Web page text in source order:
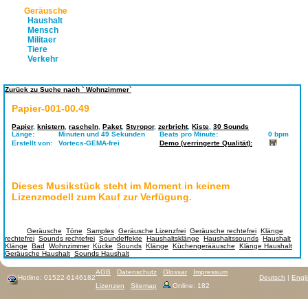
Geräusche
Haushalt
Mensch
Militaer
Tiere
Verkehr
Zurück zu Suche nach ` Wohnzimmer`
Papier-001-00.49
Papier, knistern rascheln Paket, Styropor, zerbricht, Kiste 30 Sounds
Länge:
Minuten und 49 Sekunden Beats pro Minute:
0 bpm
Erstellt von:
Vortecs-GEMA-frei Demo (verringerte Qualität):
Dieses Musikstück steht im Moment in keinem
Lizenzmodell zum Kauf zur Verfügung.
Geräusche Töne Samples Geräusche Lizenzfrei Geräusche rechtefrei Klänge
rechtefrei Sounds rechtefrei Soundeffekte Haushaltsklänge Haushaltssounds Haushalt
Klänge
Bad Wohnzimmer, Kücke Sounds Klänge Küchengerääusche Klänge Haushalt
Geräusche Haushalt Sounds Haushalt
Hotline: 01522-6146182 Deutsch |
AGB Datenschutz Glossar
Impressum
Lizenzen
Sitemap Online: 182